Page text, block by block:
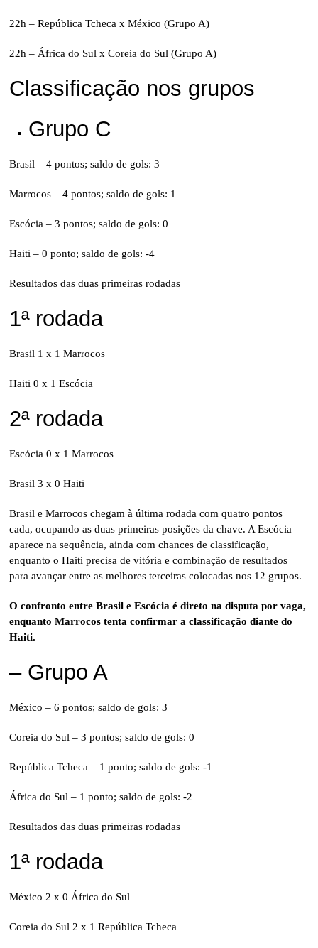
22h – República Tcheca x México (Grupo A)
22h – África do Sul x Coreia do Sul (Grupo A)
Classificação nos grupos
Grupo C
Brasil – 4 pontos; saldo de gols: 3
Marrocos – 4 pontos; saldo de gols: 1
Escócia – 3 pontos; saldo de gols: 0
Haiti – 0 ponto; saldo de gols: -4
Resultados das duas primeiras rodadas
1ª rodada
Brasil 1 x 1 Marrocos
Haiti 0 x 1 Escócia
2ª rodada
Escócia 0 x 1 Marrocos
Brasil 3 x 0 Haiti
Brasil e Marrocos chegam à última rodada com quatro pontos
cada, ocupando as duas primeiras posições da chave. A Escócia
aparece na sequência, ainda com chances de classificação,
enquanto o Haiti precisa de vitória e combinação de resultados
para avançar entre as melhores terceiras colocadas nos 12 grupos.
O confronto entre Brasil e Escócia é direto na disputa por vaga,
enquanto Marrocos tenta confirmar a classificação diante do
Haiti.
– Grupo A
México – 6 pontos; saldo de gols: 3
Coreia do Sul – 3 pontos; saldo de gols: 0
República Tcheca – 1 ponto; saldo de gols: -1
África do Sul – 1 ponto; saldo de gols: -2
Resultados das duas primeiras rodadas
1ª rodada
México 2 x 0 África do Sul
Coreia do Sul 2 x 1 República Tcheca